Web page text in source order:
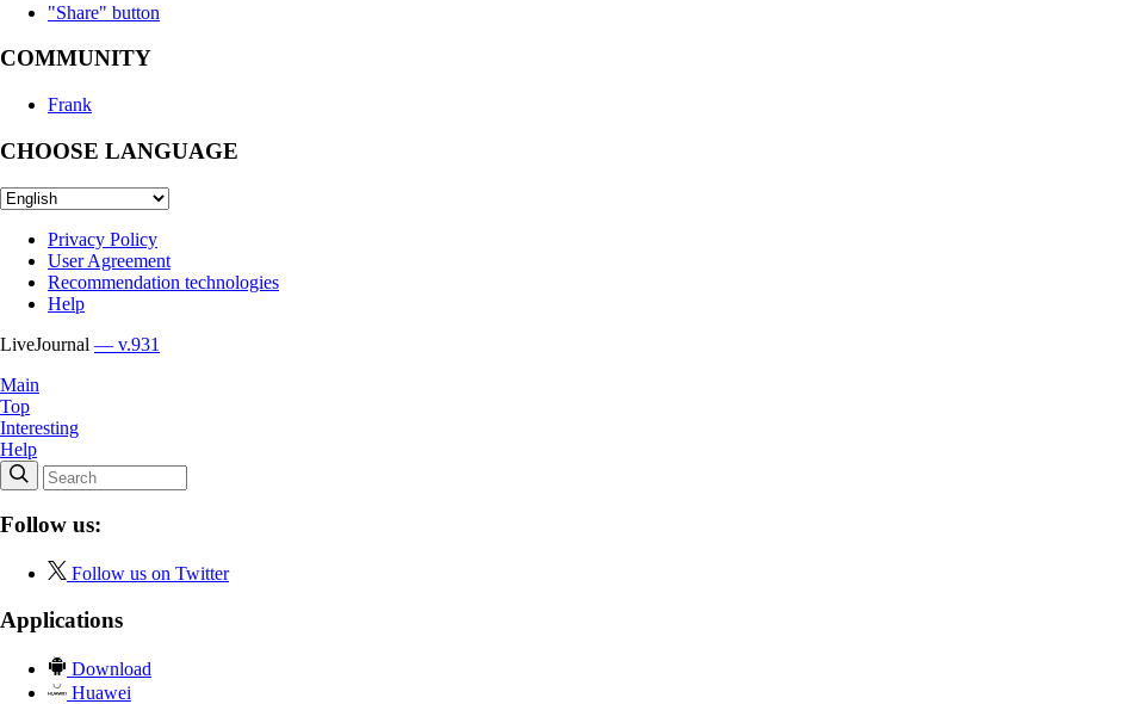
"Share" button
COMMUNITY
Frank
CHOOSE LANGUAGE
Privacy Policy
User Agreement
Recommendation technologies
Help
LiveJournal — v.931
Main
Top
Interesting
Help
Follow us:
Follow us on Twitter
Applications
Download
Huawei